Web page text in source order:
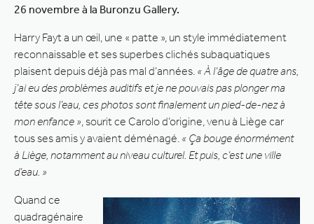
26 novembre à la Buronzu Gallery.
Harry Fayt a un œil, une « patte », un style immédiatement
reconnaissable et ses superbes clichés subaquatiques
plaisent depuis déjà pas mal d’années. « À l’âge de quatre ans,
j’ai eu des problèmes auditifs et je ne pouvais pas plonger ma
tête sous l’eau, ces photos sont finalement un pied-de-nez à
mon enfance » , sourit ce Carolo d’origine, venu à Liège car
tous ses amis y avaient déménagé. « Ça bouge énormément
à Liège, notamment au niveau culturel. Et puis, c’est une ville
d’eau. »
Quand ce
quadragénaire